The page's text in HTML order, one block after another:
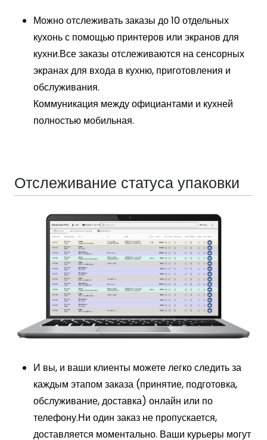
Можно отслеживать заказы до 10 отдельных
кухонь с помощью принтеров или экранов для
кухни.Все заказы отслеживаются на сенсорных
экранах для входа в кухню, приготовления и
обслуживания.
Коммуникация между официантами и кухней
полностью мобильная.
Отслеживание статуса упаковки
И вы, и ваши клиенты можете легко следить за
каждым этапом заказа (принятие, подготовка,
обслуживание, доставка) онлайн или по
телефону.Ни один заказ не пропускается,
доставляется моментально. Ваши курьеры могут